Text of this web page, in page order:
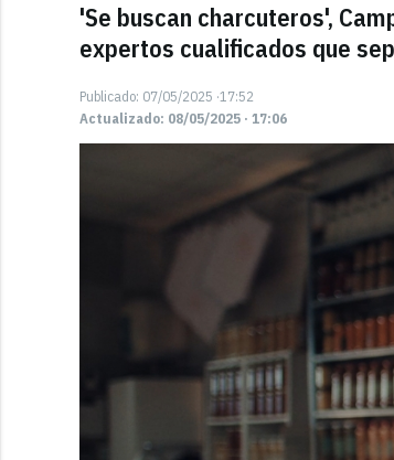
'Se buscan charcuteros',
expertos cualificados que
Publicado: 07/05/2025 ·17:52
Actualizado: 08/05/2025 · 17:06